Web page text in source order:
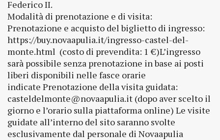
Federico II.
Modalità di prenotazione e di visita:
Prenotazione e acquisto del biglietto di ingresso:
https://buy.novaapulia.it/ingresso-castel-del-
monte.html (costo di prevendita: 1 €)L’ingresso
sarà possibile senza prenotazione in base ai posti
liberi disponibili nelle fasce orarie
indicate Prenotazione della visita guidata:
casteldelmonte@novaapulia.it (dopo aver scelto il
giorno e l’orario sulla piattaforma online) Le visite
guidate all’interno del sito saranno svolte
esclusivamente dal personale di Novaapulia